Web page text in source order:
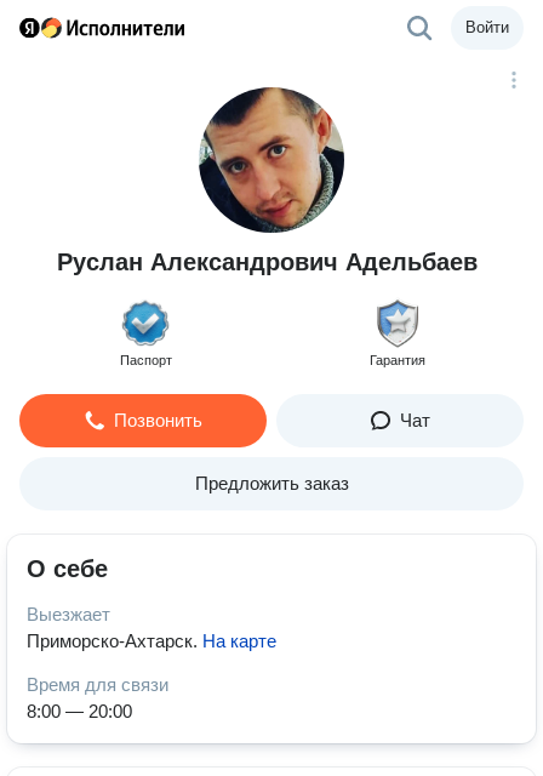
Войти
Руслан Александрович Адельбаев
Паспорт Гарантия
Позвонить Чат
Предложить заказ
О себе
Выезжает
Приморско-Ахтарск. На карте
Время для связи
8:00 — 20:00